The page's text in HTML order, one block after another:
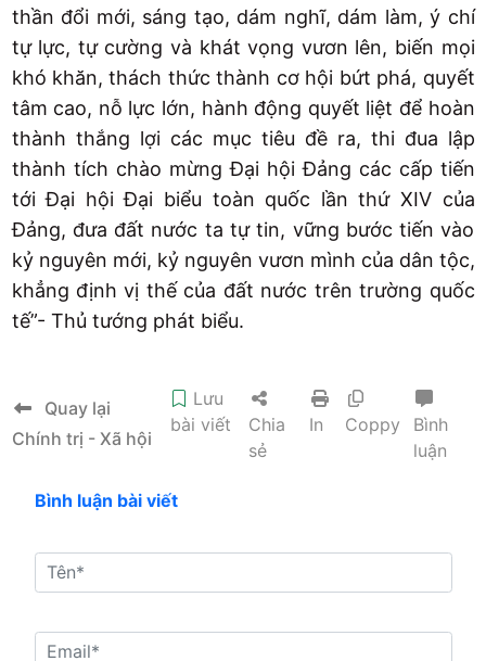
thần đổi mới, sáng tạo, dám nghĩ, dám làm, ý chí
tự lực, tự cường và khát vọng vươn lên, biến mọi
khó khăn, thách thức thành cơ hội bứt phá, quyết
tâm cao, nỗ lực lớn, hành động quyết liệt để hoàn
thành thắng lợi các mục tiêu đề ra, thi đua lập
thành tích chào mừng Đại hội Đảng các cấp tiến
tới Đại hội Đại biểu toàn quốc lần thứ XIV của
Đảng, đưa đất nước ta tự tin, vững bước tiến vào
kỷ nguyên mới, kỷ nguyên vươn mình của dân tộc,
khẳng định vị thế của đất nước trên trường quốc
tế”- Thủ tướng phát biểu.
Quay lại
Chính trị - Xã hội
Lưu
bài viết
Chia
sẻ
In Coppy
Bình
luận
Bình luận bài viết